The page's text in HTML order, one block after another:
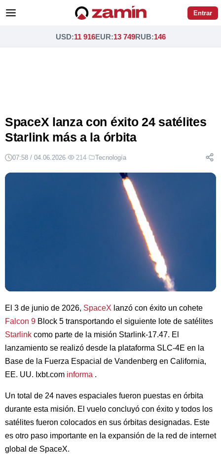
Entrar
USD:11 916EUR:13 749RUB:146
SpaceX lanza con éxito 24 satélites
Starlink más a la órbita
07:58 / 04.06.2026· 214· Tecnología
El 3 de junio de 2026, SpaceX lanzó con éxito un cohete
Falcon 9 Block 5 transportando el siguiente lote de satélites
Starlink como parte de la misión Starlink-17.47. El
lanzamiento se realizó desde la plataforma SLC-4E en la
Base de la Fuerza Espacial de Vandenberg en California,
EE. UU. Ixbt.com informa .
Un total de 24 naves espaciales fueron puestas en órbita
durante esta misión. El vuelo concluyó con éxito y todos los
satélites fueron colocados en sus órbitas designadas. Este
es otro paso importante en la expansión de la red de internet
global de SpaceX.